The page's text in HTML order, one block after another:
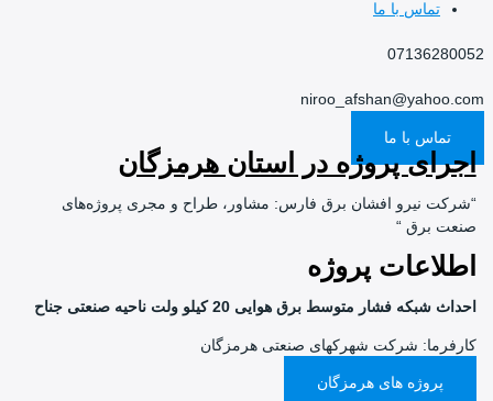
تماس با ما
با ما
پروژه در استان هرمزگان
نیرو افشان برق فارس: مشاور، طراح و مجری پروژه‌های
برق “
پروژه
فشار متوسط برق هوایی 20 کیلو ولت ناحیه صنعتی جناح
شرکت شهرکهای صنعتی هرمزگان
پروژه های هرمزگان